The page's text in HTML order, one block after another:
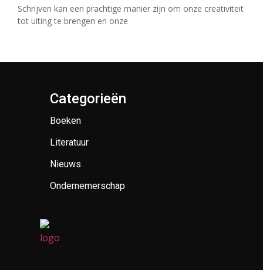
Schrijven kan een prachtige manier zijn om onze creativiteit
tot uiting te brengen en onze
Categorieën
Boeken
Literatuur
Nieuws
Ondernemerschap